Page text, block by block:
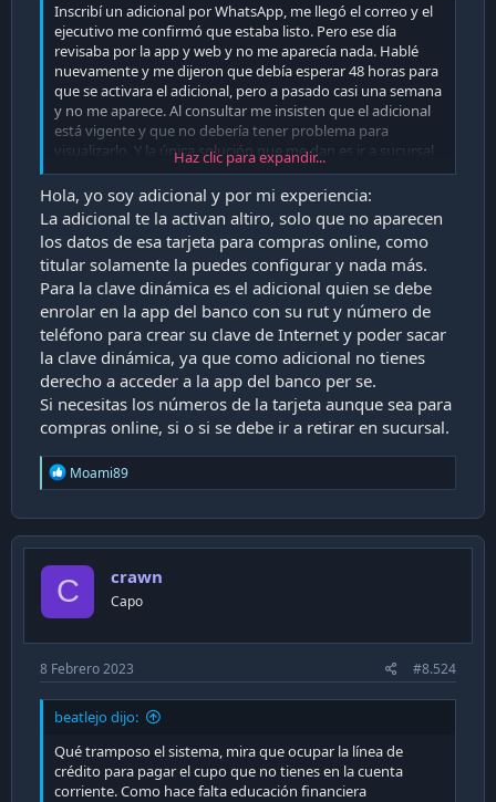
Inscribí un adicional por WhatsApp, me llegó el correo y el
ejecutivo me confirmó que estaba listo. Pero ese día
revisaba por la app y web y no me aparecía nada. Hablé
nuevamente y me dijeron que debía esperar 48 horas para
que se activara el adicional, pero a pasado casi una semana
y no me aparece. Al consultar me insisten que el adicional
está vigente y que no debería tener problema para
visualizarlo. Y la única solución que me dan es ir a sucursal,
cosa imposible para mí en estos momentos.
¿En qué parte de app o web debería aparecer?
¿El adicional con que datos debe iniciar sesión en la app
para acceder a su clave dinámica?
Haz clic para expandir...
Hola, yo soy adicional y por mi experiencia:
La adicional te la activan altiro, solo que no aparecen
los datos de esa tarjeta para compras online, como
titular solamente la puedes configurar y nada más.
Para la clave dinámica es el adicional quien se debe
enrolar en la app del banco con su rut y número de
teléfono para crear su clave de Internet y poder sacar
la clave dinámica, ya que como adicional no tienes
derecho a acceder a la app del banco per se.
Si necesitas los números de la tarjeta aunque sea para
compras online, si o si se debe ir a retirar en sucursal.
R
e
c
t
o
n
Moami89
C crawn
Capo
8 Febrero 2023 #8.524
beatlejo dijo:
Qué tramposo el sistema, mira que ocupar la línea de
crédito para pagar el cupo que no tienes en la cuenta
corriente. Como hace falta educación financiera